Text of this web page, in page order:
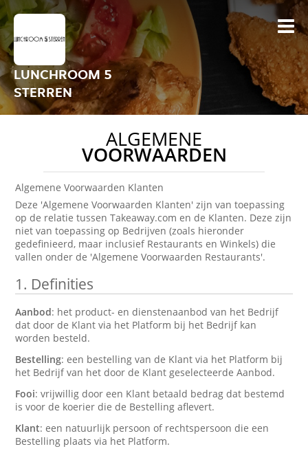
LUNCHROOM 5
STERREN
ALGEMENE
VOORWAARDEN
Algemene Voorwaarden Klanten
Deze 'Algemene Voorwaarden Klanten' zijn van toepassing
op de relatie tussen Takeaway.com en de Klanten. Deze zijn
niet van toepassing op Bedrijven (zoals hieronder
gedefinieerd, maar inclusief Restaurants en Winkels) die
vallen onder de 'Algemene Voorwaarden Restaurants'.
1. Definities
Aanbod: het product- en dienstenaanbod van het Bedrijf
dat door de Klant via het Platform bij het Bedrijf kan
worden besteld.
Bestelling: een bestelling van de Klant via het Platform bij
het Bedrijf van het door de Klant geselecteerde Aanbod.
Fooi: vrijwillig door een Klant betaald bedrag dat bestemd
is voor de koerier die de Bestelling aflevert.
Klant: een natuurlijk persoon of rechtspersoon die een
Bestelling plaats via het Platform.